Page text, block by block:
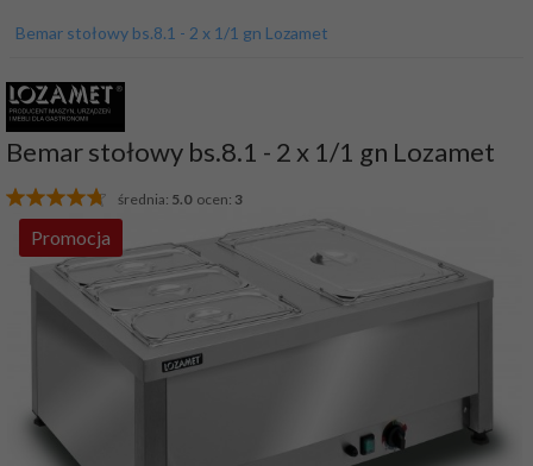
Bemar stołowy bs.8.1 - 2 x 1/1 gn Lozamet
Bemar stołowy bs.8.1 - 2 x 1/1 gn Lozamet
średnia: 5.0ocen: 3
Promocja